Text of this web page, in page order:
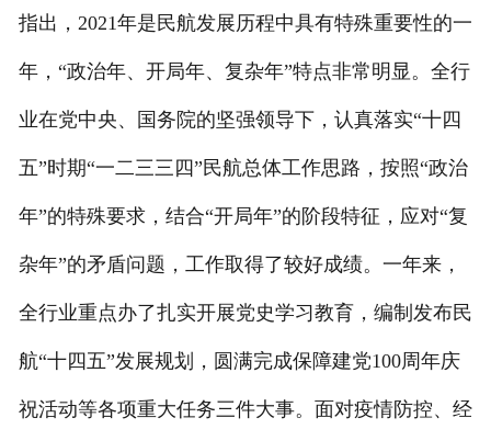
指出，2021年是民航发展历程中具有特殊重要性的一
年，“政治年、开局年、复杂年”特点非常明显。全行
业在党中央、国务院的坚强领导下，认真落实“十四
五”时期“一二三三四”民航总体工作思路，按照“政治
年”的特殊要求，结合“开局年”的阶段特征，应对“复
杂年”的矛盾问题，工作取得了较好成绩。一年来，
全行业重点办了扎实开展党史学习教育，编制发布民
航“十四五”发展规划，圆满完成保障建党100周年庆
祝活动等各项重大任务三件大事。面对疫情防控、经